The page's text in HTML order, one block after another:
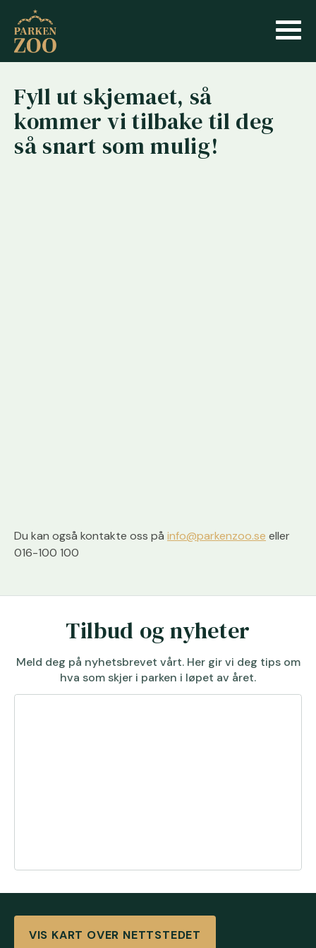
Fyll ut skjemaet, så
kommer vi tilbake til deg
så snart som mulig!
Du kan også kontakte oss på info@parkenzoo.se eller
016-100 100
Tilbud og nyheter
Meld deg på nyhetsbrevet vårt. Her gir vi deg tips om
hva som skjer i parken i løpet av året.
VIS KART OVER NETTSTEDET